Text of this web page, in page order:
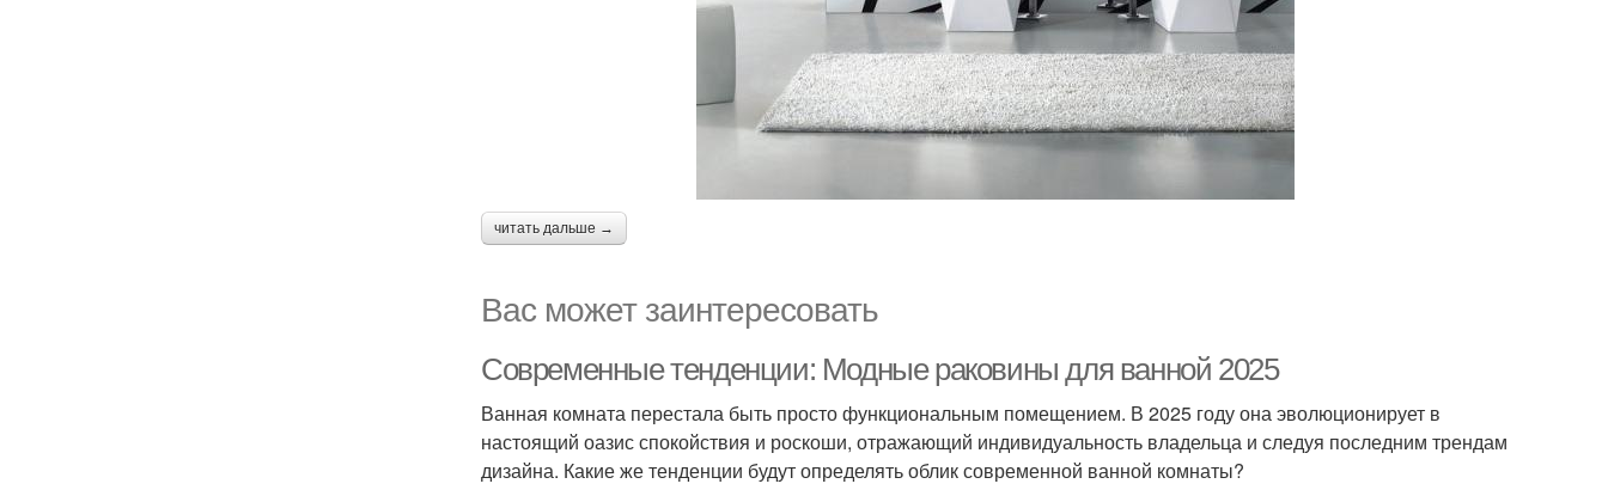
читать дальше →
Вас может заинтересовать
Современные тенденции: Модные раковины для ванной 2025
Ванная комната перестала быть просто функциональным помещением. В 2025 году она эволюционирует в
настоящий оазис спокойствия и роскоши, отражающий индивидуальность владельца и следуя последним трендам
дизайна. Какие же тенденции будут определять облик современной ванной комнаты?